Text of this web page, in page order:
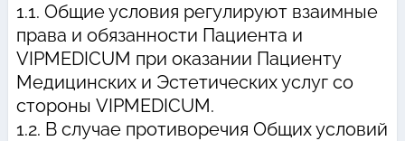
1.1. Общие условия регулируют взаимные
права и обязанности Пациента и
VIPMEDICUM при оказании Пациенту
Медицинских и Эстетических услуг со
стороны VIPMEDICUM.
1.2. В случае противоречия Общих условий